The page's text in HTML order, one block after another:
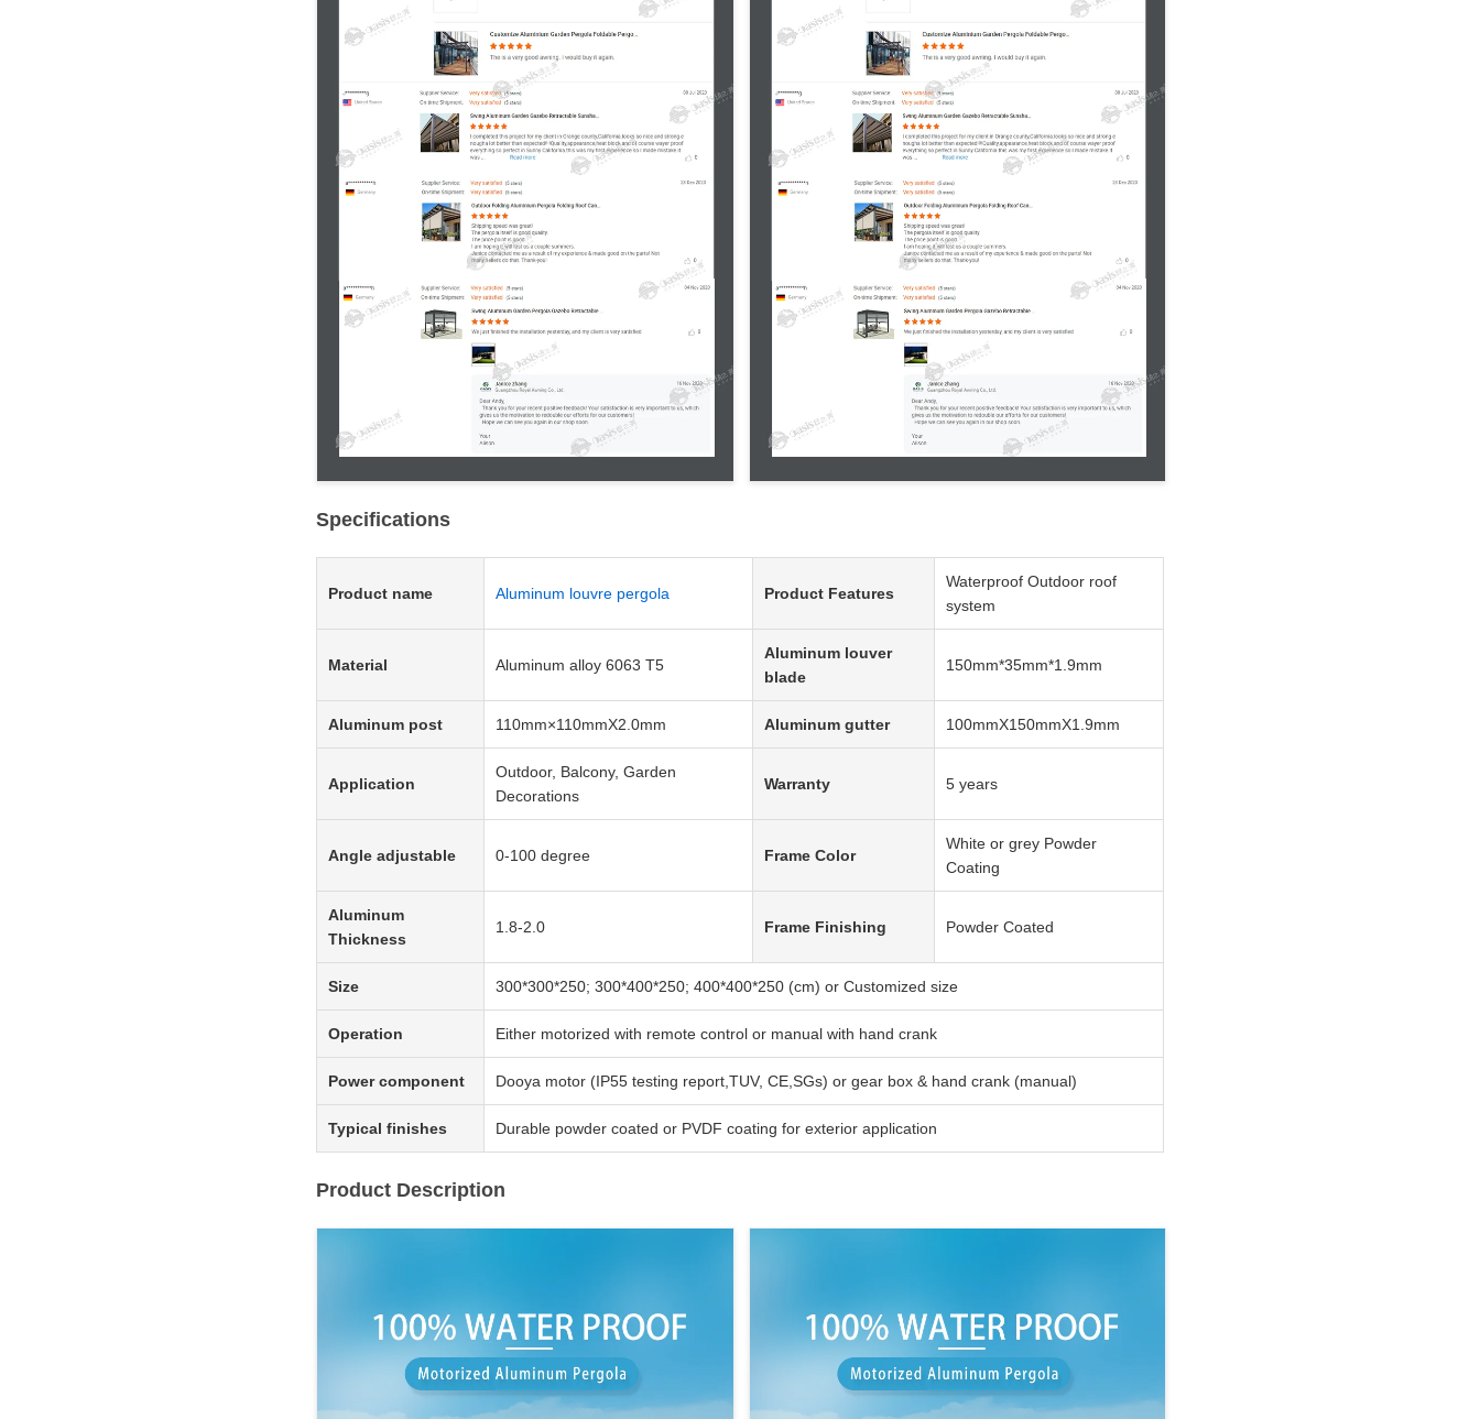
Specifications
Product name Aluminum louvre pergola Product Features
Waterproof Outdoor roof
system
Material Aluminum alloy 6063 T5
Aluminum louver
blade
150mm*35mm*1.9mm
Aluminum post 110mm×110mmX2.0mm Aluminum gutter 100mmX150mmX1.9mm
Application
Outdoor, Balcony, Garden
Decorations
Warranty 5 years
Angle adjustable 0-100 degree Frame Color
White or grey Powder
Coating
Aluminum
Thickness
1.8-2.0 Frame Finishing Powder Coated
Size 300*300*250; 300*400*250; 400*400*250 (cm) or Customized size
Operation Either motorized with remote control or manual with hand crank
Power component Dooya motor (IP55 testing report,TUV, CE,SGs) or gear box & hand crank (manual)
Typical finishes Durable powder coated or PVDF coating for exterior application
Product Description